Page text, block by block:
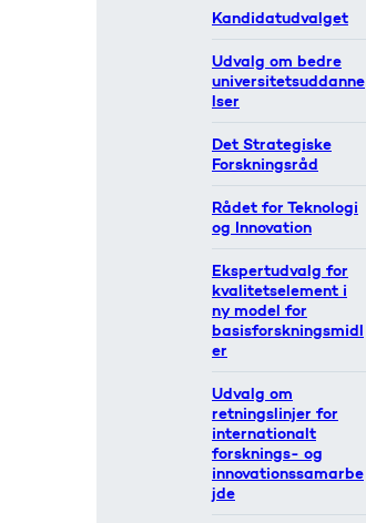
Kandidatudvalget
Udvalg om bedre
universitetsuddanne
lser
Det Strategiske
Forskningsråd
Rådet for Teknologi
og Innovation
Ekspertudvalg for
kvalitetselement i
ny model for
basisforskningsmidl
er
Udvalg om
retningslinjer for
internationalt
forsknings- og
innovationssamarbe
jde